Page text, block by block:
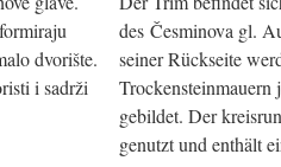
dvorište.
i sadrži
des Česminova gl.
seiner Rückseite
gebildet. Der
genutzt und enthält